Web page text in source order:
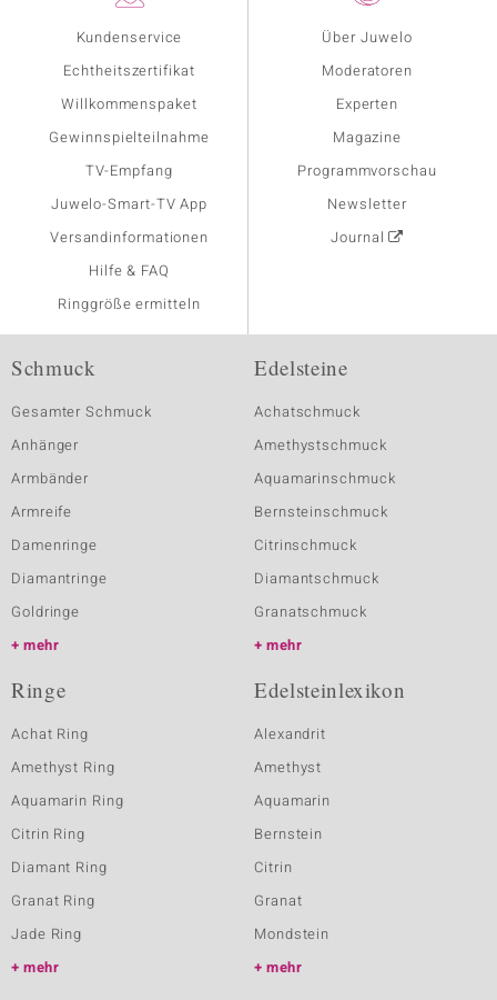
Kundenservice
Echtheitszertifikat
Willkommenspaket
Gewinnspielteilnahme
TV-Empfang
Juwelo-Smart-TV App
Versandinformationen
Hilfe & FAQ
Ringgröße ermitteln
Über Juwelo
Moderatoren
Experten
Magazine
Programmvorschau
Newsletter
Journal
Schmuck
Gesamter Schmuck
Anhänger
Armbänder
Armreife
Damenringe
Diamantringe
Goldringe
mehr
Edelsteine
Achatschmuck
Amethystschmuck
Aquamarinschmuck
Bernsteinschmuck
Citrinschmuck
Diamantschmuck
Granatschmuck
mehr
Ringe
Achat Ring
Amethyst Ring
Aquamarin Ring
Citrin Ring
Diamant Ring
Granat Ring
Jade Ring
mehr
Edelsteinlexikon
Alexandrit
Amethyst
Aquamarin
Bernstein
Citrin
Granat
Mondstein
mehr